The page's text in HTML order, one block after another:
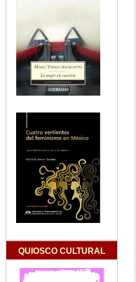
QUIOSCO CULTURAL